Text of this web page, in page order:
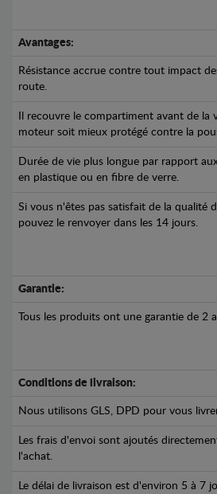
Avantages:
Résistance accrue contre tout impact
route.
Il recouvre le compartiment avant de la
moteur soit mieux protégé contre la
Durée de vie plus longue par rapport
en plastique ou en fibre de verre.
Si vous n'êtes pas satisfait de la qualité
pouvez le renvoyer dans les 14 jours.
Garantie:
Tous les produits ont une garantie de 2
Conditions de livraison:
Nous utilisons GLS, DPD pour vous
Les frais d'envoi sont ajoutés
l'achat.
Le délai de livraison est d'environ 5 à 7